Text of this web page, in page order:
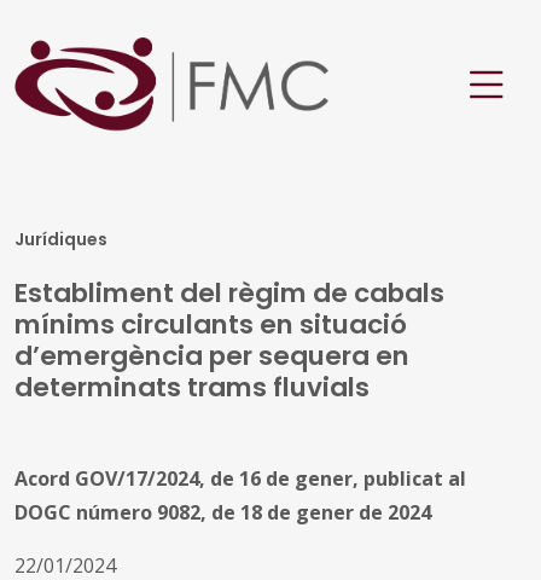
Jurídiques
Establiment del règim de cabals
mínims circulants en situació
d’emergència per sequera en
determinats trams fluvials
Acord GOV/17/2024, de 16 de gener, publicat al
DOGC número 9082, de 18 de gener de 2024
22/01/2024